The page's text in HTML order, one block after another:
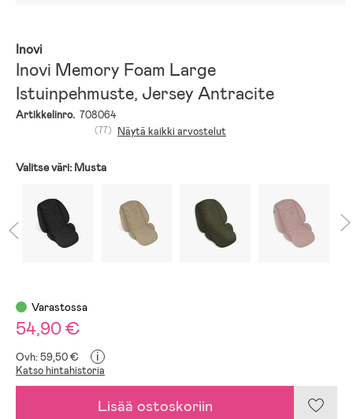
Inovi
Inovi Memory Foam Large
Istuinpehmuste, Jersey Antracite
Artikkelinro. 708064
(77) Näytä kaikki arvostelut
Valitse väri: Musta
Varastossa
54,90 €
Ovh: 59,50 € i
Katso hintahistoria
Lisää ostoskoriin